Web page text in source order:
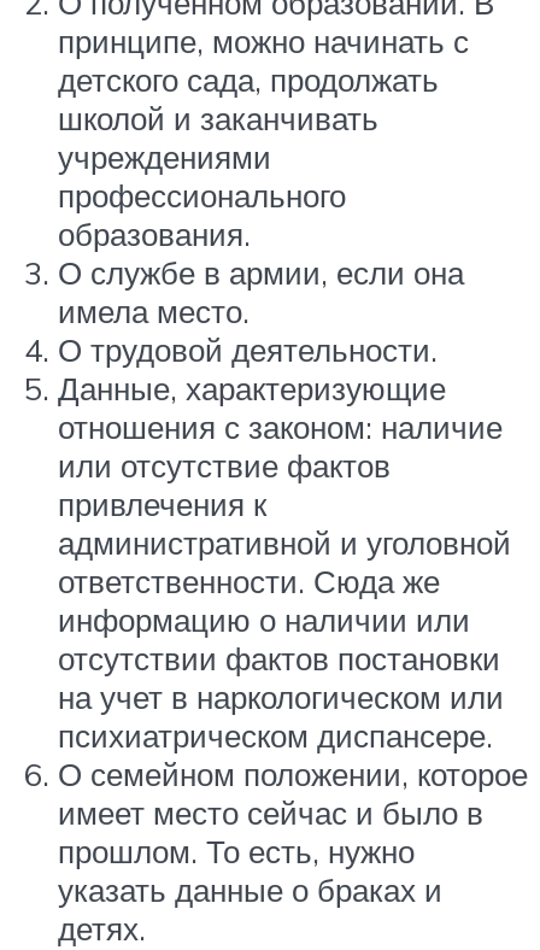
принципе, можно начинать с
детского сада, продолжать
школой и заканчивать
учреждениями
профессионального
образования.
О службе в армии, если она
имела место.
О трудовой деятельности.
Данные, характеризующие
отношения с законом: наличие
или отсутствие фактов
привлечения к
административной и уголовной
ответственности. Сюда же
информацию о наличии или
отсутствии фактов постановки
на учет в наркологическом или
психиатрическом диспансере.
О семейном положении, которое
имеет место сейчас и было в
прошлом. То есть, нужно
указать данные о браках и
детях.